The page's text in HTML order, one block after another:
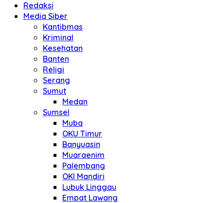
Redaksi
Media Siber
Kantibmas
Kriminal
Kesehatan
Banten
Religi
Serang
Sumut
Medan
Sumsel
Muba
OKU Timur
Banyuasin
Muaraenim
Palembang
OKI Mandiri
Lubuk Linggau
Empat Lawang